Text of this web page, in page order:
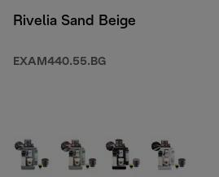
Rivelia Sand Beige
EXAM440.55.BG